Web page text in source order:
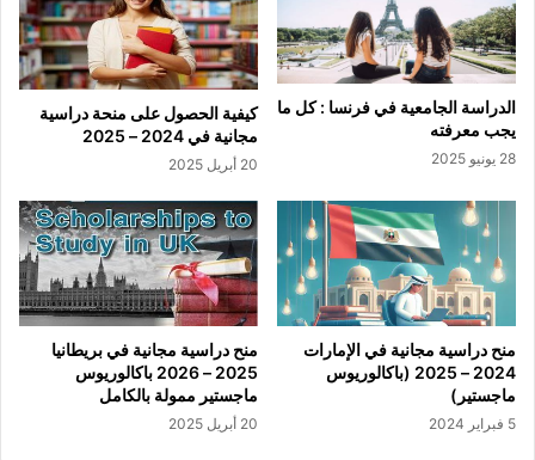
الدراسة الجامعية في فرنسا : كل ما
يجب معرفته
28 يونيو 2025
كيفية الحصول على منحة دراسية
مجانية في 2024 – 2025
20 أبريل 2025
منح دراسية مجانية في الإمارات
2024 – 2025 (باكالوريوس
ماجستير)
5 فبراير 2024
منح دراسية مجانية في بريطانيا
2025 – 2026 باكالوريوس
ماجستير ممولة بالكامل
20 أبريل 2025